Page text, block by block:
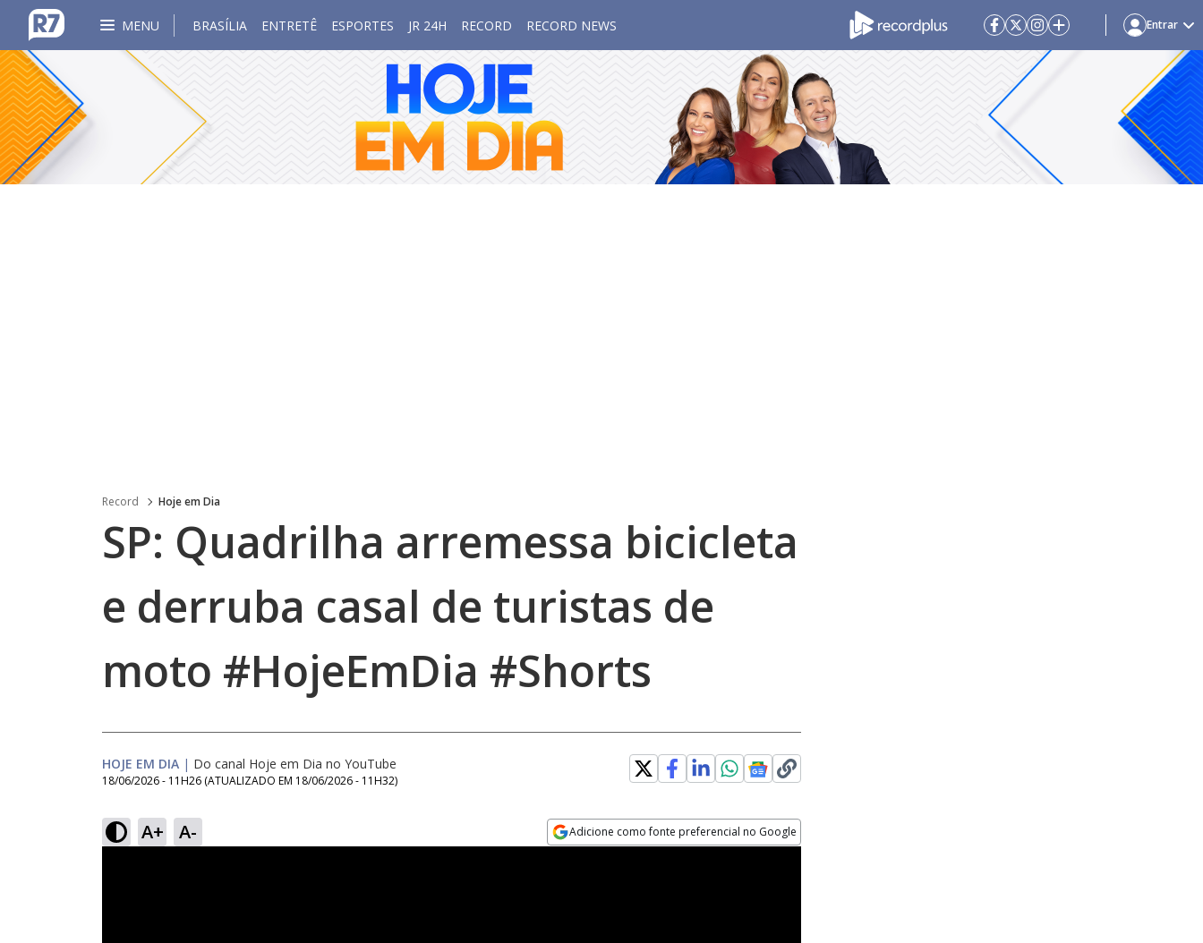
MENU BRASÍLIA ENTRETÊ ESPORTES JR 24H RECORD RECORD NEWS Entrar
Record Hoje em Dia
SP: Quadrilha arremessa bicicleta
e derruba casal de turistas de
moto #HojeEmDia #Shorts
HOJE EM DIA | Do canal Hoje em Dia no YouTube
18/06/2026 - 11H26 (ATUALIZADO EM 18/06/2026 - 11H32)
A+ A- Adicione como fonte preferencial no Google